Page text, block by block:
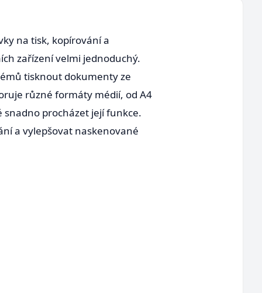
na tisk, kopírování a
zařízení velmi jednoduchý.
tisknout dokumenty ze
různé formáty médií, od A4
snadno procházet její funkce.
a vylepšovat naskenované